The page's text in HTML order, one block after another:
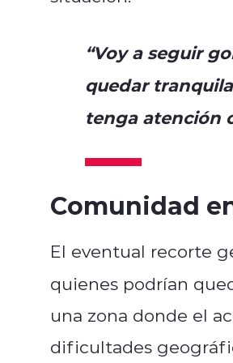
“Voy a seguir
quedar
tenga atención
Comunidad
El eventual recorte
quienes podrían
una zona donde el
dificultades